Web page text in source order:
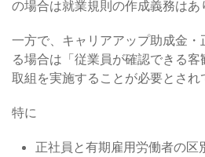
の場合は就業規則の作成義務はあ
一方で、キャリアアップ助成金
る場合は「従業員が確認できる客
取組を実施することが必要とされ
特に
正社員と有期雇用労働者の区